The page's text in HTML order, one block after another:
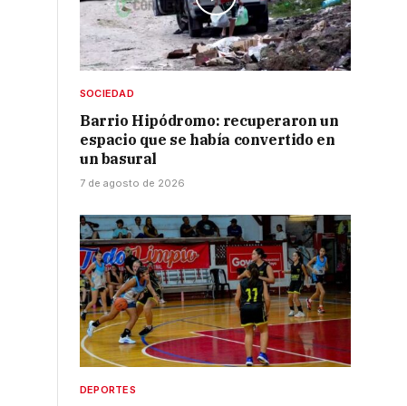
SOCIEDAD
Barrio Hipódromo: recuperaron un
espacio que se había convertido en
un basural
7 de agosto de 2026
DEPORTES